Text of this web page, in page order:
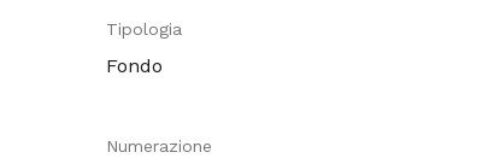
Tipologia
Fondo
Numerazione